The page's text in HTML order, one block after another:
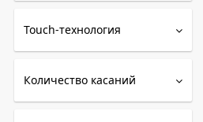
Touch-технология
Количество касаний